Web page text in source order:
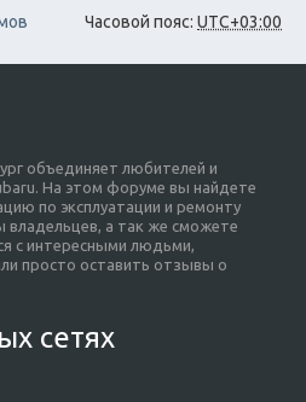
Часовой пояс: UTC+03:00
объединяет любителей и
На этом форуме вы найдете
по эксплуатации и ремонту
а так же сможете
с интересными людьми,
просто оставить отзывы о
сетях